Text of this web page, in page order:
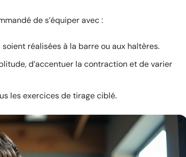
de s’équiper avec :
soient réalisées à la barre ou aux haltères.
d’accentuer la contraction et de varier
les exercices de tirage ciblé.